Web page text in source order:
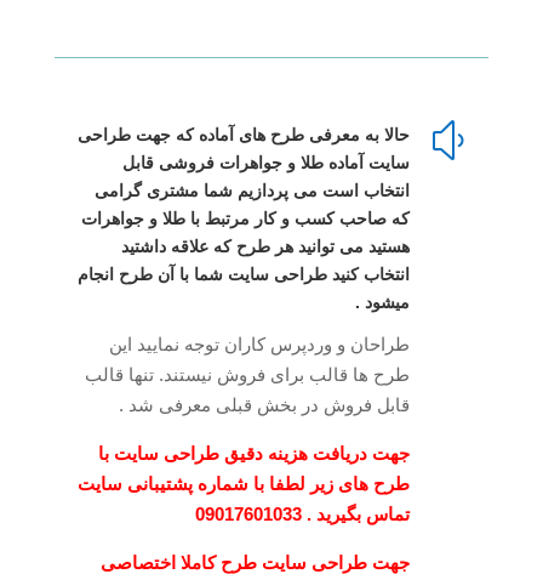
y
حالا به معرفی طرح های آماده که جهت طراحی
سایت آماده طلا و جواهرات فروشی قابل
انتخاب است می پردازیم شما مشتری گرامی
که صاحب کسب و کار مرتبط با طلا و جواهرات
هستید می توانید هر طرح که علاقه داشتید
انتخاب کنید طراحی سایت شما با آن طرح انجام
میشود .
طراحان و وردپرس کاران توجه نمایید این
طرح ها قالب برای فروش نیستند. تنها قالب
قابل فروش در بخش قبلی معرفی شد .
جهت دریافت هزینه دقیق طراحی سایت با
طرح های زیر لطفا با شماره پشتیبانی سایت
تماس بگیرید . 09017601033
جهت طراحی سایت طرح کاملا اختصاصی